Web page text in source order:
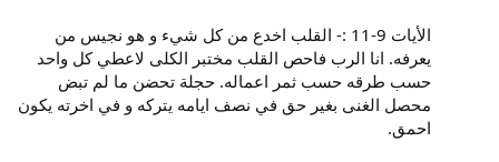
الأيات 9-11 :- القلب اخدع من كل شيء و هو نجيس من
يعرفه. انا الرب فاحص القلب مختبر الكلى لاعطي كل واحد
حسب طرقه حسب ثمر اعماله. حجلة تحضن ما لم تبض
محصل الغنى بغير حق في نصف ايامه يتركه و في اخرته يكون
احمق.